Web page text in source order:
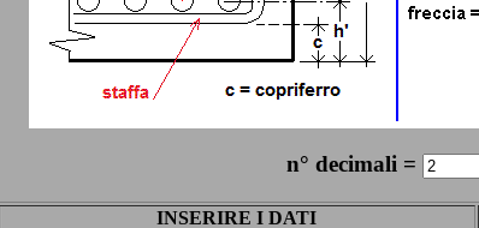
n° decimali =
INSERIRE I DATI